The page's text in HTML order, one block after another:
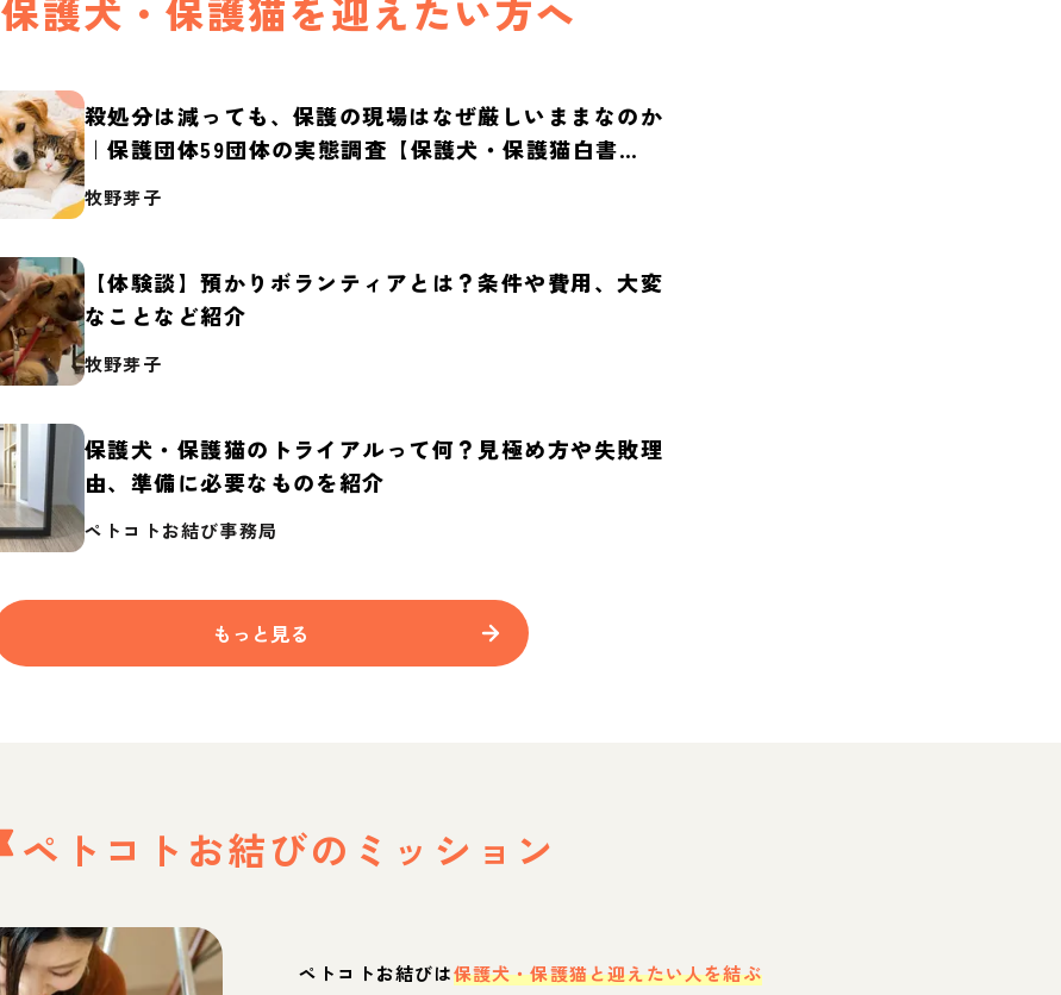
保護犬・保護猫を迎えたい方へ
殺処分は減っても、保護の現場はなぜ厳しいままなのか
｜保護団体59団体の実態調査【保護犬・保護猫白書
2026】
牧野芽子
【体験談】預かりボランティアとは？条件や費用、大変
なことなど紹介
牧野芽子
保護犬・保護猫のトライアルって何？見極め方や失敗理
由、準備に必要なものを紹介
ペトコトお結び事務局
もっと見る
ペトコトお結びの ミッション
ペトコトお結びは保護犬・保護猫と迎えたい人を結ぶ